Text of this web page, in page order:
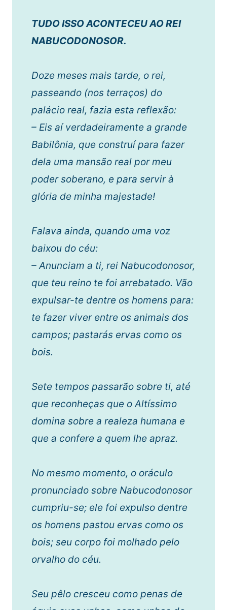
TUDO ISSO ACONTECEU AO REI
NABUCODONOSOR.
Doze meses mais tarde, o rei,
passeando (nos terraços) do
palácio real, fazia esta reflexão:
– Eis aí verdadeiramente a grande
Babilônia, que construí para fazer
dela uma mansão real por meu
poder soberano, e para servir à
glória de minha majestade!
Falava ainda, quando uma voz
baixou do céu:
– Anunciam a ti, rei Nabucodonosor,
que teu reino te foi arrebatado. Vão
expulsar-te dentre os homens para:
te fazer viver entre os animais dos
campos; pastarás ervas como os
bois.
Sete tempos passarão sobre ti, até
que reconheças que o Altíssimo
domina sobre a realeza humana e
que a confere a quem lhe apraz.
No mesmo momento, o oráculo
pronunciado sobre Nabucodonosor
cumpriu-se; ele foi expulso dentre
os homens pastou ervas como os
bois; seu corpo foi molhado pelo
orvalho do céu.
Seu pêlo cresceu como penas de